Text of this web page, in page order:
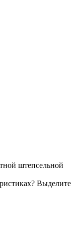
штепсельной
Выделите